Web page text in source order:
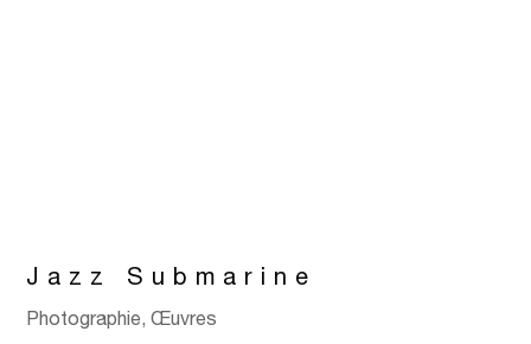
Jazz Submarine
Photographie ,Œuvres